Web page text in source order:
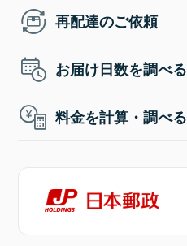
再配達のご依頼
お届け日数を調べる
料金を計算・調べる